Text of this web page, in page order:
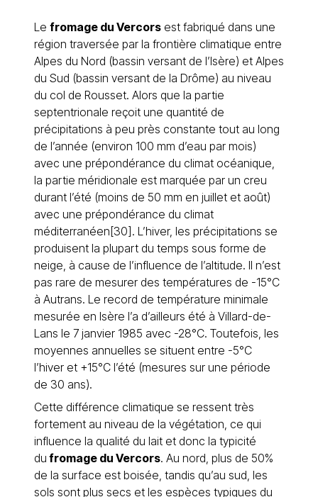
Le fromage du Vercors est fabriqué dans une
région traversée par la frontière climatique entre
Alpes du Nord (bassin versant de l’Isère) et Alpes
du Sud (bassin versant de la Drôme) au niveau
du col de Rousset. Alors que la partie
septentrionale reçoit une quantité de
précipitations à peu près constante tout au long
de l’année (environ 100 mm d’eau par mois)
avec une prépondérance du climat océanique,
la partie méridionale est marquée par un creu
durant l’été (moins de 50 mm en juillet et août)
avec une prépondérance du climat
méditerranéen[30]. L’hiver, les précipitations se
produisent la plupart du temps sous forme de
neige, à cause de l’influence de l’altitude. Il n’est
pas rare de mesurer des températures de -15°C
à Autrans. Le record de température minimale
mesurée en Isère l’a d’ailleurs été à Villard-de-
Lans le 7 janvier 1985 avec -28°C. Toutefois, les
moyennes annuelles se situent entre -5°C
l’hiver et +15°C l’été (mesures sur une période
de 30 ans).
Cette différence climatique se ressent très
fortement au niveau de la végétation, ce qui
influence la qualité du lait et donc la typicité
du fromage du Vercors. Au nord, plus de 50%
de la surface est boisée, tandis qu’au sud, les
sols sont plus secs et les espèces typiques du